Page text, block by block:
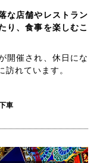
な店舗やレストラン
り、食事を楽しむこ
開催され、休日にな
れています。
車